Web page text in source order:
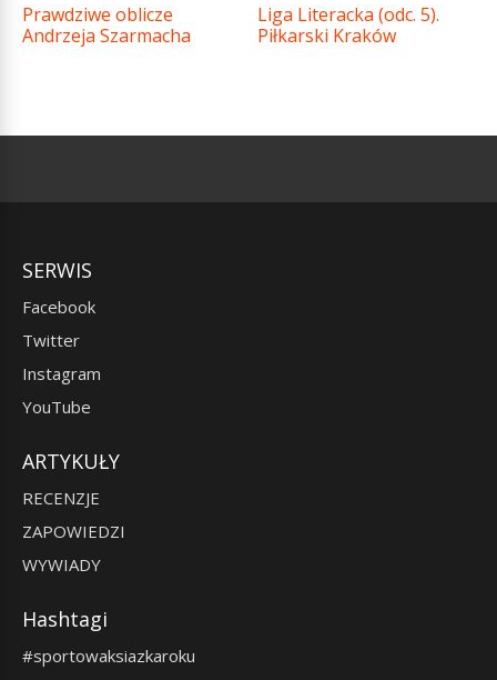
Prawdziwe oblicze
Andrzeja Szarmacha
Liga Literacka (odc. 5).
Piłkarski Kraków
SERWIS
Facebook
Twitter
Instagram
YouTube
ARTYKUŁY
RECENZJE
ZAPOWIEDZI
WYWIADY
Hashtagi
#sportowaksiazkaroku